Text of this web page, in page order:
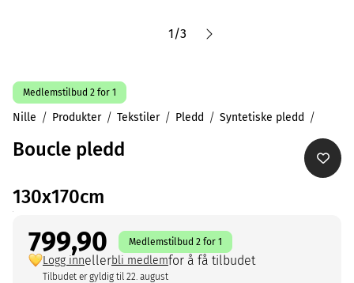
1/3
Medlemstilbud 2 for 1
Nille Produkter Tekstiler Pledd Syntetiske pledd
Boucle pledd
130x170cm
799,90 Medlemstilbud 2 for 1
Logg innellerbli medlemfor å få tilbudet
Tilbudet er gyldig til 22. august